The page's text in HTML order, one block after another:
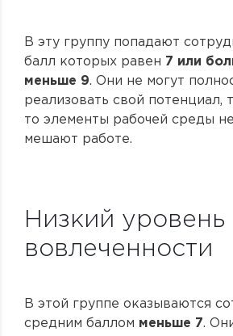
В эту группу попадают
балл которых равен 7 или
меньше 9. Они не могут
реализовать свой потенциал,
то элементы рабочей среды
мешают работе.
Низкий уровень
вовлеченности
В этой группе оказываются
средним баллом меньше 7.